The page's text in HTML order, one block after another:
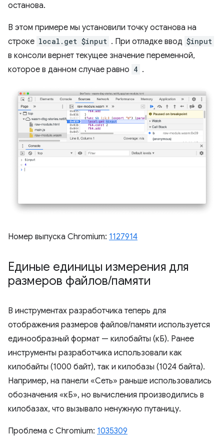
останова.
В этом примере мы установили точку останова на
строке local.get $input . При отладке ввод $input
в консоли вернет текущее значение переменной,
которое в данном случае равно 4 .
Номер выпуска Chromium: 1127914
Единые единицы измерения для
размеров файлов/памяти
В инструментах разработчика теперь для
отображения размеров файлов/памяти используется
единообразный формат — килобайты (кБ). Ранее
инструменты разработчика использовали как
килобайты (1000 байт), так и килобазы (1024 байта).
Например, на панели «Сеть» раньше использовались
обозначения «кБ», но вычисления производились в
килобазах, что вызывало ненужную путаницу.
Проблема с Chromium: 1035309